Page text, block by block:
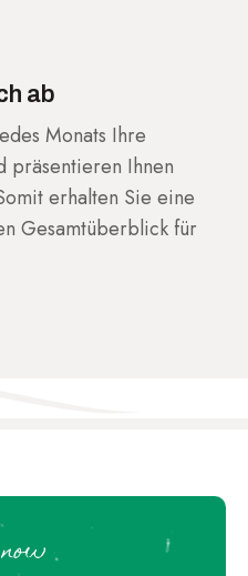
ab
Monats Ihre
präsentieren Ihnen
erhalten Sie eine
Gesamtüberblick für